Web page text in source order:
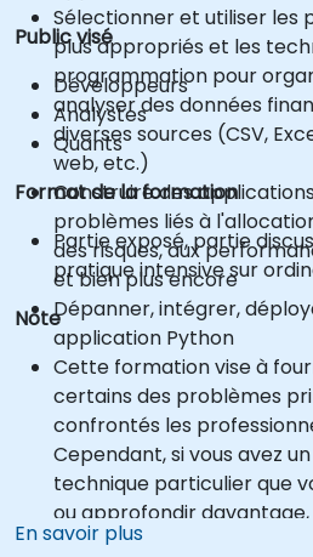
Sélectionner et utiliser les
plus appropriés et les
programmation pour
analyser des données
diverses sources (CSV,
web, etc.)
Construire des
problèmes liés à
des risques, aux
et bien plus encore
Dépanner, intégrer,
application Python
Public visé
Développeurs
Analystes
Quants
Format de la formation
Partie exposé, partie
pratique intensive sur
Note
Cette formation vise à
certains des problèmes
confrontés les
Cependant, si vous avez
technique particulier que
ou approfondir davantage,
contacter pour organiser
En savoir plus